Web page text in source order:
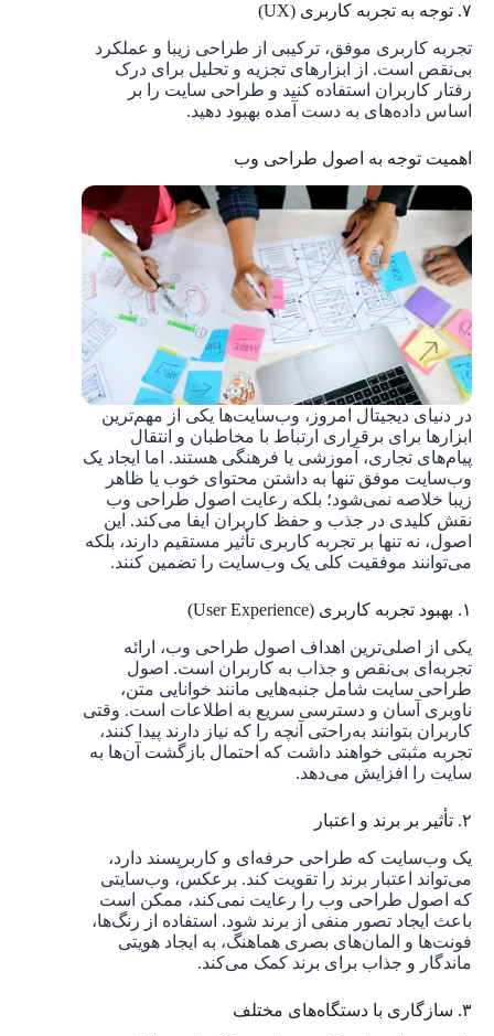
۷. توجه به تجربه کاربری (UX)
تجربه کاربری موفق، ترکیبی از طراحی زیبا و عملکرد
بی‌نقص است. از ابزارهای تجزیه و تحلیل برای درک
رفتار کاربران استفاده کنید و طراحی سایت را بر
اساس داده‌های به دست آمده بهبود دهید.
اهمیت توجه به اصول طراحی وب
در دنیای دیجیتال امروز، وب‌سایت‌ها یکی از مهم‌ترین
ابزارها برای برقراری ارتباط با مخاطبان و انتقال
پیام‌های تجاری، آموزشی یا فرهنگی هستند. اما ایجاد یک
وب‌سایت موفق تنها به داشتن محتوای خوب یا ظاهر
زیبا خلاصه نمی‌شود؛ بلکه رعایت اصول طراحی وب
نقش کلیدی در جذب و حفظ کاربران ایفا می‌کند. این
اصول، نه تنها بر تجربه کاربری تأثیر مستقیم دارند، بلکه
می‌توانند موفقیت کلی یک وب‌سایت را تضمین کنند.
۱. بهبود تجربه کاربری (User Experience)
یکی از اصلی‌ترین اهداف اصول طراحی وب، ارائه
تجربه‌ای بی‌نقص و جذاب به کاربران است. اصول
طراحی سایت شامل جنبه‌هایی مانند خوانایی متن،
ناوبری آسان و دسترسی سریع به اطلاعات است. وقتی
کاربران بتوانند به‌راحتی آنچه را که نیاز دارند پیدا کنند،
تجربه مثبتی خواهند داشت که احتمال بازگشت آن‌ها به
سایت را افزایش می‌دهد.
۲. تأثیر بر برند و اعتبار
یک وب‌سایت که طراحی حرفه‌ای و کاربرپسند دارد،
می‌تواند اعتبار برند را تقویت کند. برعکس، وب‌سایتی
که اصول طراحی وب را رعایت نمی‌کند، ممکن است
باعث ایجاد تصور منفی از برند شود. استفاده از رنگ‌ها،
فونت‌ها و المان‌های بصری هماهنگ، به ایجاد هویتی
ماندگار و جذاب برای برند کمک می‌کند.
۳. سازگاری با دستگاه‌های مختلف